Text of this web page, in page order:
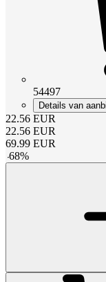
54497
Details van
22.56 EUR
22.56 EUR
69.99 EUR
-68%